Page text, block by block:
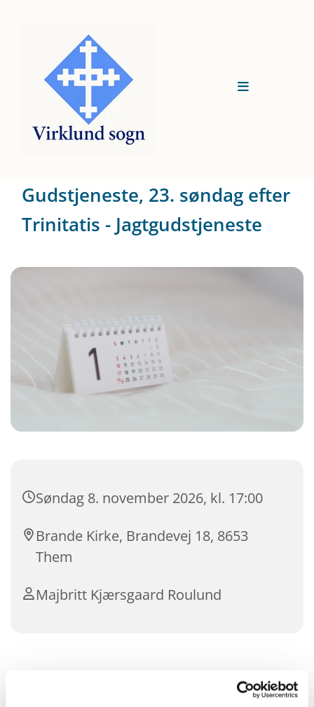
Gudstjeneste, 23. søndag efter
Trinitatis - Jagtgudstjeneste
Søndag 8. november 2026, kl. 17:00
Brande Kirke, Brandevej 18, 8653
Them
Majbritt Kjærsgaard Roulund